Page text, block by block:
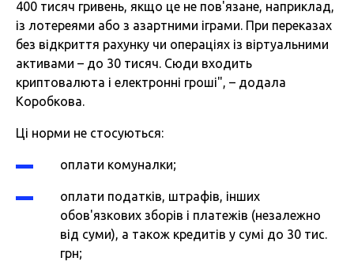
400 тисяч гривень, якщо це не пов'язане, наприклад,
із лотереями або з азартними іграми. При переказах
без відкриття рахунку чи операціях із віртуальними
активами – до 30 тисяч. Сюди входить
криптовалюта і електронні гроші", – додала
Коробкова.
Ці норми не стосуються:
оплати комуналки;
оплати податків, штрафів, інших
обов'язкових зборів і платежів (незалежно
від суми), а також кредитів у сумі до 30 тис.
грн;